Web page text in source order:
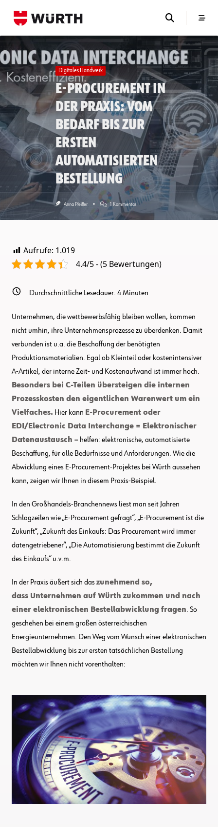
Digitales Handwerk
E-Procurement in
der Praxis: vom
Bedarf bis zur
ersten
automatisierten
Bestellung
Anna Pfeiffer 1 KommentarZu
E-
Bis
Bestellung
Aufrufe: 1.019
4.4/5 - (5 Bewertungen)
Durchschnittliche Lesedauer: 4Minuten
Unternehmen, die wettbewerbsfähig bleiben wollen, kommen
nicht umhin, ihre Unternehmensprozesse zu überdenken. Damit
verbunden ist u.a. die Beschaffung der benötigten
Produktionsmaterialien. Egal ob Kleinteil oder kostenintensiver
A-Artikel, der interne Zeit- und Kostenaufwand ist immer hoch.
Besonders bei C-Teilen übersteigen die internen
Prozesskosten den eigentlichen Warenwert um ein
Vielfaches. Hier kann E-Procurement oder
EDI/Electronic Data Interchange = Elektronischer
Datenaustausch – helfen: elektronische, automatisierte
Beschaffung, füralle Bedürfnisse und Anforderungen. Wie die
Abwicklung eines E-Procurement-Projektes bei Würth aussehen
kann, zeigen wir Ihnen in diesem Praxis-Beispiel.
n den Großhandels-Branchennews liest man seit Jahren
Schlagzeilen wie „E-Procurement gefragt“, „E-Procurement ist die
Zukunft“, „Zukunft des Einkaufs: Das Procurement wird immer
datengetriebener“, „Die Automatisierung bestimmt die Zukunft
des Einkaufs“ u.v.m.
In der Praxis äußertsich daszunehmend so,
dass Unternehmen auf Würth zukommen und nach
einer elektronischen Bestellabwicklung fragen. So
geschehen bei einem großen österreichischen
Energieunternehmen. Den Weg vom Wunsch einer elektronischen
Bestellabwicklung bis zur ersten tatsächlichen Bestellung
möchten wir Ihnen nicht vorenthalten: